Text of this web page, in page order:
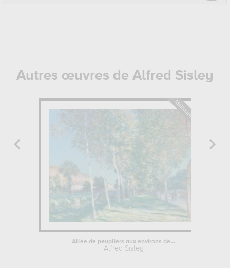
Autres œuvres de Alfred Sisley
Allée de peupliers aux environs de...
Alfred Sisley